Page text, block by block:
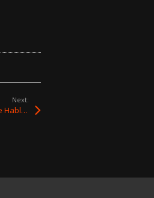
Next:
«Nueva Disciplina»: el nuevo capítulo del constante renacer de Hablan Por La Espalda